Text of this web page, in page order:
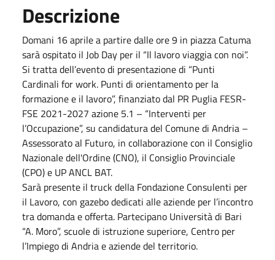
Descrizione
Domani 16 aprile a partire dalle ore 9 in piazza Catuma
sarà ospitato il Job Day per il “Il lavoro viaggia con noi”.
Si tratta dell’evento di presentazione di “Punti
Cardinali for work. Punti di orientamento per la
formazione e il lavoro”, finanziato dal PR Puglia FESR-
FSE 2021-2027 azione 5.1 – “Interventi per
l’Occupazione”, su candidatura del Comune di Andria –
Assessorato al Futuro, in collaborazione con il Consiglio
Nazionale dell'Ordine (CNO), il Consiglio Provinciale
(CPO) e UP ANCL BAT.
Sarà presente il truck della Fondazione Consulenti per
il Lavoro, con gazebo dedicati alle aziende per l’incontro
tra domanda e offerta. Partecipano Università di Bari
“A. Moro”, scuole di istruzione superiore, Centro per
l’Impiego di Andria e aziende del territorio.